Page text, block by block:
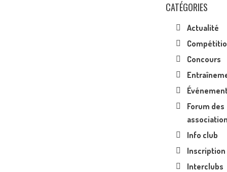
CATÉGORIES
Actualité
Concours
Forum des
Info club
Inscription
Interclubs